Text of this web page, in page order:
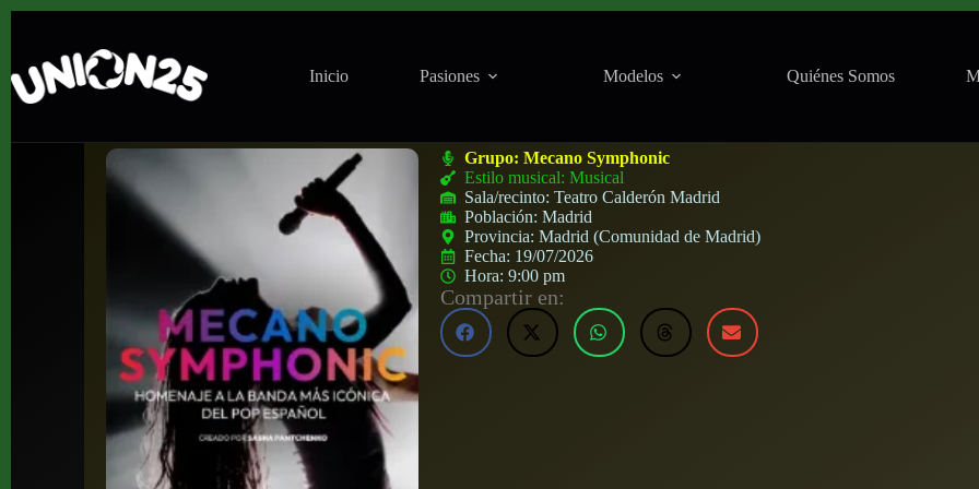
Inicio Pasiones Modelos Quiénes Somos
Grupo:Mecano Symphonic
Estilo musical: Musical
Sala/recinto:Teatro Calderón Madrid
Población:Madrid
Provincia:Madrid (Comunidad de Madrid)
Fecha: 19/07/2026
Hora:9:00 pm
Compartir en: